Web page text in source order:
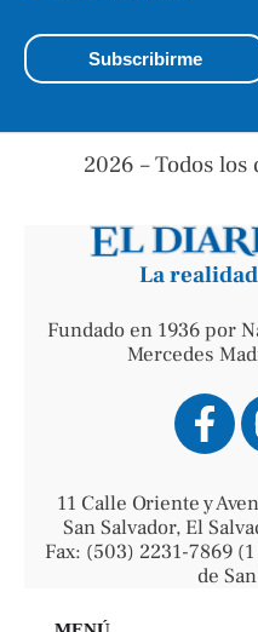
2026 – Todos
La
Fundado en 1936 por
Mercedes
11 Calle Oriente y
San Salvador, El
Fax: (503) 2231-7869
de